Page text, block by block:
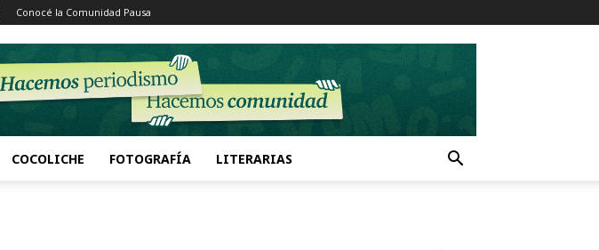
Conocé la Comunidad Pausa
COCOLICHE FOTOGRAFÍA LITERARIAS